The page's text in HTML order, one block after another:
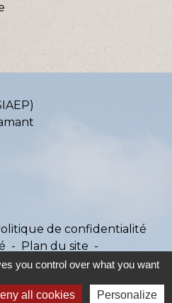
de confidentialité
- Plan du site -
cookies
avec Réseau des Communes
you control over what you want
all cookies Personalize